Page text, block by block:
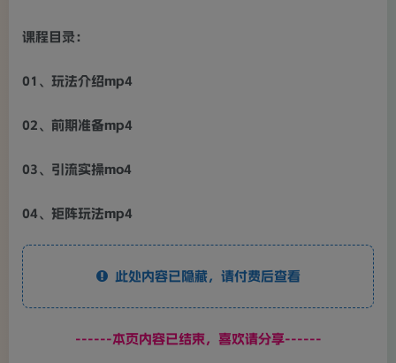
课程目录：
01、玩法介绍mp4
02、前期准备mp4
03、引流实操mo4
04、矩阵玩法mp4
此处内容已隐藏，请付费后查看
------本页内容已结束，喜欢请分享------